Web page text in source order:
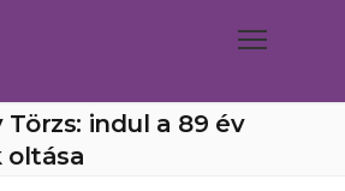
indul a 89 év